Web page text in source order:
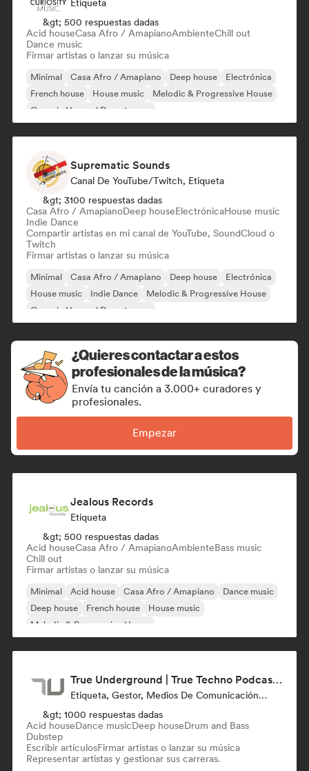
Etiqueta
&gt; 500 respuestas dadas
Acid houseCasa Afro / AmapianoAmbienteChill out
Dance music
Firmar artistas o lanzar su música
Minimal Casa Afro / Amapiano Deep house
Electrónica
French house
House music
Melodic & Progressive House
Organic House / Downtempo
Suprematic Sounds
Canal De YouTube/Twitch, Etiqueta
&gt; 3100 respuestas dadas
Casa Afro / AmapianoDeep houseElectrónicaHouse music
Indie Dance
Compartir artistas en mi canal de YouTube, SoundCloud o
Twitch
Firmar artistas o lanzar su música
Minimal Casa Afro / Amapiano Deep house
Electrónica
House music
Indie Dance
Melodic & Progressive House
Organic House / Downtempo
¿Quieres contactar a estos
profesionales de la música?
Envía tu canción a 3.000+ curadores y
profesionales.
Empezar
Jealous Records
Etiqueta
&gt; 500 respuestas dadas
Acid houseCasa Afro / AmapianoAmbienteBass music
Chill out
Firmar artistas o lanzar su música
Minimal Acid house Casa Afro / Amapiano
Dance music
Deep house
French house
House music
Melodic & Progressive House
True Underground | True Techno Podcast | ONE
Etiqueta, Gestor, Medios De Comunicación/Periodista
&gt; 1000 respuestas dadas
Acid houseDance musicDeep houseDrum and Bass
Dubstep
Escribir artículosFirmar artistas o lanzar su música
Representar artistas y gestionar sus carreras.